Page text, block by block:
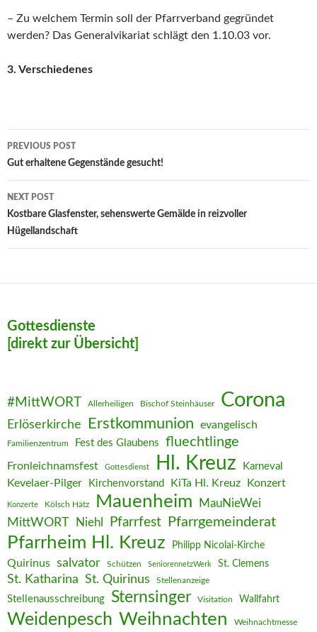
– Zu welchem Termin soll der Pfarrverband gegründet
werden? Das Generalvikariat schlägt den 1.10.03 vor.
3. Verschiedenes
Post
navigation
PREVIOUS POST
Gut erhaltene Gegenstände gesucht!
NEXT POST
Kostbare Glasfenster, sehenswerte Gemälde in reizvoller
Hügellandschaft
Gottesdienste
[direkt zur Übersicht]
#MittWORT Allerheiligen Bischof Steinhäuser Corona
Erlöserkirche Erstkommunion evangelisch
Familienzentrum Fest des Glaubens fluechtlinge
Fronleichnamsfest Gottesdienst Hl. Kreuz Karneval
Kevelaer-Pilger Kirchenvorstand KiTa Hl. Kreuz Konzert
Konzerte Kölsch Hätz Mauenheim MauNieWei
MittWORT Niehl Pfarrfest Pfarrgemeinderat
Pfarrheim Hl. Kreuz Philipp Nicolai-Kirche
Quirinus salvator Schützen SeniorennetzWerk St. Clemens
St. Katharina St. Quirinus Stellenanzeige
Stellenausschreibung Sternsinger Visitation Wallfahrt
Weidenpesch Weihnachten Weihnachtmesse